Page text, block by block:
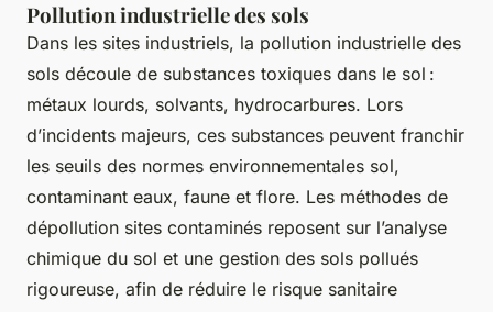
Pollution industrielle des sols
Dans les sites industriels, la pollution industrielle des
sols découle de substances toxiques dans le sol :
métaux lourds, solvants, hydrocarbures. Lors
d’incidents majeurs, ces substances peuvent franchir
les seuils des normes environnementales sol,
contaminant eaux, faune et flore. Les méthodes de
dépollution sites contaminés reposent sur l’analyse
chimique du sol et une gestion des sols pollués
rigoureuse, afin de réduire le risque sanitaire